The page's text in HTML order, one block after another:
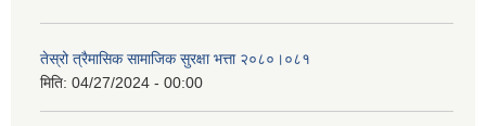
तेस्रो त्रैमासिक सामाजिक सुरक्षा भत्ता २०८०।०८१
मिति: 04/27/2024 - 00:00